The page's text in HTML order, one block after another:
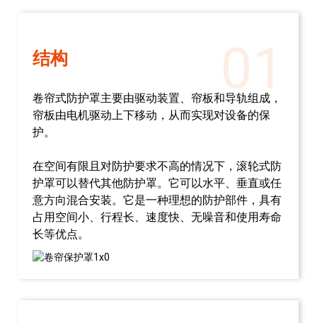
01
结构
卷帘式防护罩主要由驱动装置、帘板和导轨组成，
帘板由电机驱动上下移动，从而实现对设备的保
护。
在空间有限且对防护要求不高的情况下，滚轮式防
护罩可以替代其他防护罩。它可以水平、垂直或任
意方向混合安装。它是一种理想的防护部件，具有
占用空间小、行程长、速度快、无噪音和使用寿命
长等优点。